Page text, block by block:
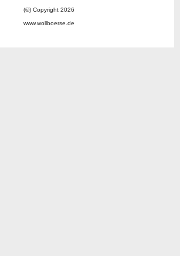
(©) Copyright 2026
www.wollboerse.de